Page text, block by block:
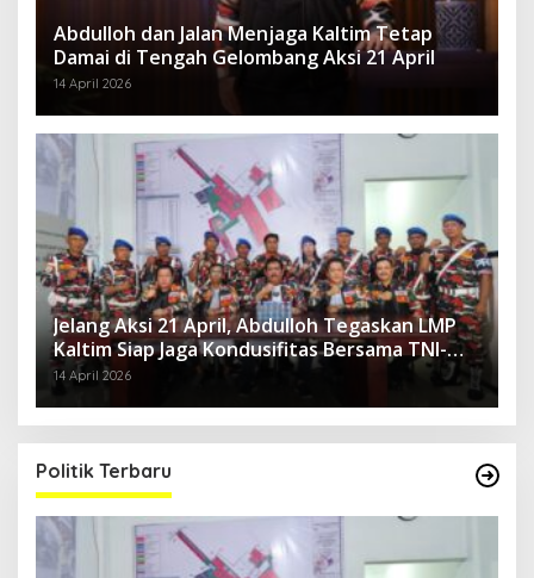
Abdulloh dan Jalan Menjaga Kaltim Tetap
Damai di Tengah Gelombang Aksi 21 April
14 April 2026
Jelang Aksi 21 April, Abdulloh Tegaskan LMP
Kaltim Siap Jaga Kondusifitas Bersama TNI-
Polri
14 April 2026
Politik Terbaru